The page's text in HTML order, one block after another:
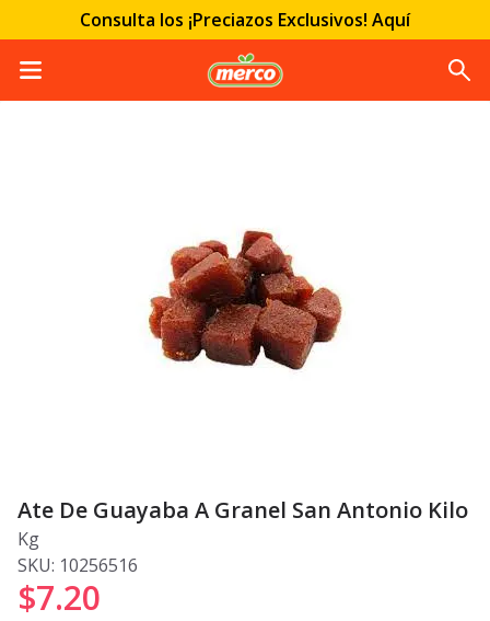
Consulta los ¡Preciazos Exclusivos! Aquí
Ate De Guayaba A Granel San Antonio Kilo
Kg
SKU: 10256516
$7.20